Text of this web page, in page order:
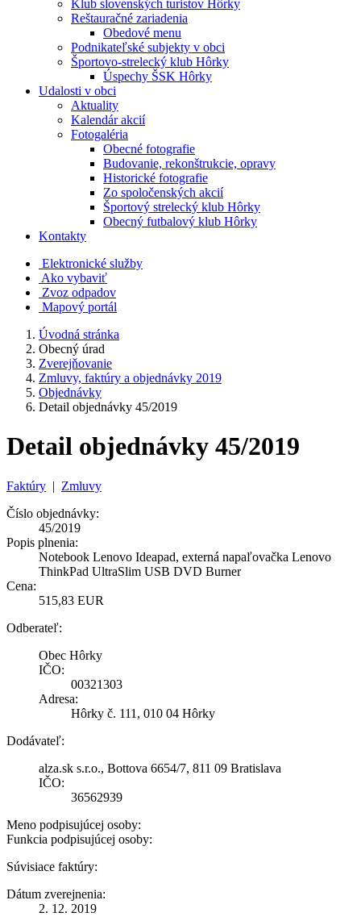
Klub slovenských turistov Hôrky
Reštauračné zariadenia
Obedové menu
Podnikateľské subjekty v obci
Športovo-strelecký klub Hôrky
Úspechy ŠSK Hôrky
Udalosti v obci
Aktuality
Kalendár akcií
Fotogaléria
Obecné fotografie
Budovanie, rekonštrukcie, opravy
Historické fotografie
Zo spoločenských akcií
Športový strelecký klub Hôrky
Obecný futbalový klub Hôrky
Kontakty
Elektronické služby
Ako vybaviť
Zvoz odpadov
Mapový portál
Úvodná stránka
Obecný úrad
Zverejňovanie
Zmluvy, faktúry a objednávky 2019
Objednávky
Detail objednávky 45/2019
Detail objednávky 45/2019
Faktúry | Zmluvy
Číslo objednávky:
45/2019
Popis plnenia:
Notebook Lenovo Ideapad, externá napaľovačka Lenovo
ThinkPad UltraSlim USB DVD Burner
Cena:
515,83 EUR
Odberateľ:
Obec Hôrky
IČO:
00321303
Adresa:
Hôrky č. 111, 010 04 Hôrky
Dodávateľ:
alza.sk s.r.o., Bottova 6654/7, 811 09 Bratislava
IČO:
36562939
Meno podpisujúcej osoby:
Funkcia podpisujúcej osoby:
Súvisiace faktúry:
Dátum zverejnenia:
2. 12. 2019